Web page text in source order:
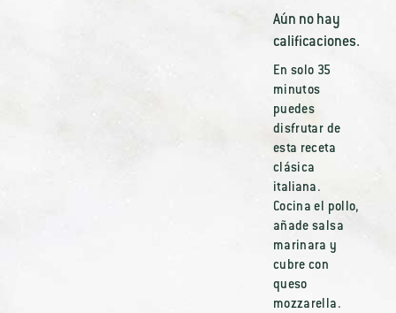
Aún no hay
calificaciones.
En solo 35
minutos
puedes
disfrutar de
esta receta
clásica
italiana.
Cocina el pollo,
añade salsa
marinara y
cubre con
queso
mozzarella.